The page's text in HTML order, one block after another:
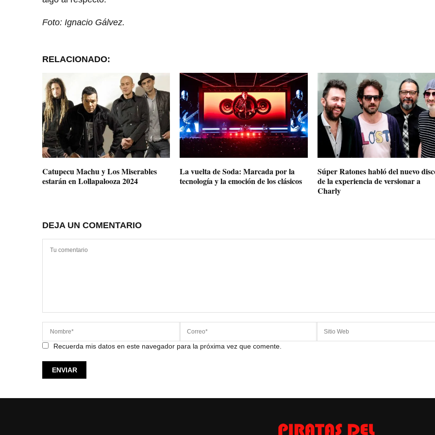
Foto: Ignacio Gálvez.
RELACIONADO:
Catupecu Machu y Los Miserables
estarán en Lollapalooza 2024
La vuelta de Soda: Marcada por la
tecnología y la emoción de los clásicos
Súper Ratones habló del nuevo
de la experiencia de versionar a
Charly
DEJA UN COMENTARIO
Recuerda mis datos en este navegador para la próxima vez que comente.